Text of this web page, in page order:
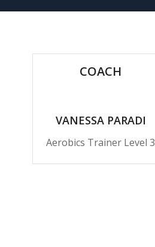
COACH
VANESSA PARADI
Aerobics Trainer Level 3